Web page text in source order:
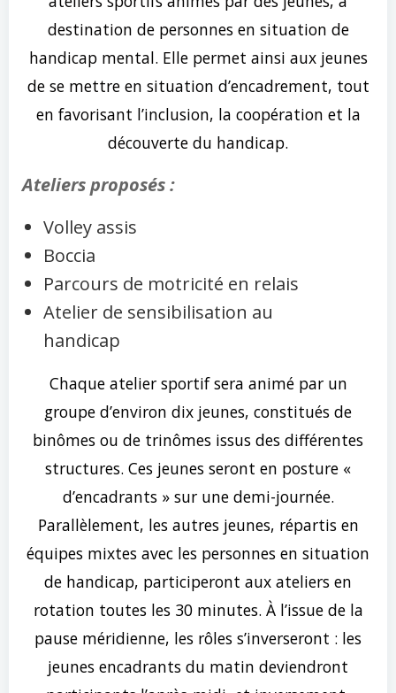
destination de personnes en situation de
handicap mental. Elle permet ainsi aux jeunes
de se mettre en situation d’encadrement, tout
en favorisant l’inclusion, la coopération et la
découverte du handicap.
Ateliers proposés :
Volley assis
Boccia
Parcours de motricité en relais
Atelier de sensibilisation au
handicap
Chaque atelier sportif sera animé par un
groupe d’environ dix jeunes, constitués de
binômes ou de trinômes issus des différentes
structures. Ces jeunes seront en posture «
d’encadrants » sur une demi-journée.
Parallèlement, les autres jeunes, répartis en
équipes mixtes avec les personnes en situation
de handicap, participeront aux ateliers en
rotation toutes les 30 minutes. À l’issue de la
pause méridienne, les rôles s’inverseront : les
jeunes encadrants du matin deviendront